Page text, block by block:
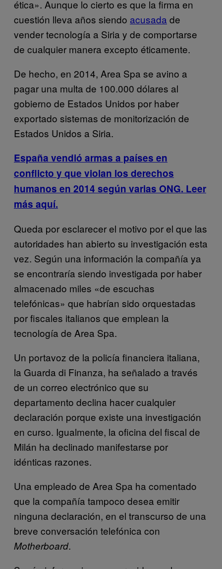
ética». Aunque lo cierto es que la firma en
cuestión lleva años siendo acusada de
vender tecnología a Siria y de comportarse
de cualquier manera excepto éticamente.
De hecho, en 2014, Area Spa se avino a
pagar una multa de 100.000 dólares al
gobierno de Estados Unidos por haber
exportado sistemas de monitorización de
Estados Unidos a Siria.
España vendió armas a países en
conflicto y que violan los derechos
humanos en 2014 según varias ONG. Leer
más aquí.
Queda por esclarecer el motivo por el que las
autoridades han abierto su investigación esta
vez. Según una información la compañía ya
se encontraría siendo investigada por haber
almacenado miles «de escuchas
telefónicas» que habrían sido orquestadas
por fiscales italianos que emplean la
tecnología de Area Spa.
Un portavoz de la policía financiera italiana,
la Guarda di Finanza, ha señalado a través
de un correo electrónico que su
departamento declina hacer cualquier
declaración porque existe una investigación
en curso. Igualmente, la oficina del fiscal de
Milán ha declinado manifestarse por
idénticas razones.
Una empleado de Area Spa ha comentado
que la compañía tampoco desea emitir
ninguna declaración, en el transcurso de una
breve conversación telefónica con
Motherboard.